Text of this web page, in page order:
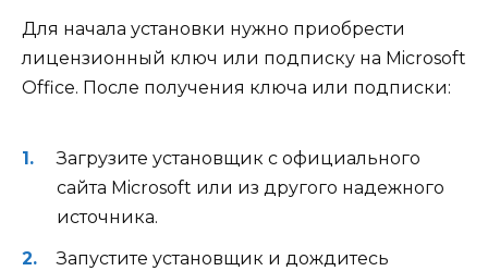
Для начала установки нужно приобрести
лицензионный ключ или подписку на Microsoft
Office. После получения ключа или подписки:
Загрузите установщик с официального
сайта Microsoft или из другого надежного
источника.
Запустите установщик и дождитесь